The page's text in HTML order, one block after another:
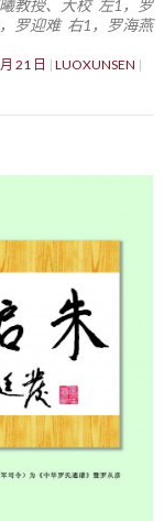
教授、大校 左1，罗
罗迎难 右1，罗海燕
21 日
LUOXUNSEN